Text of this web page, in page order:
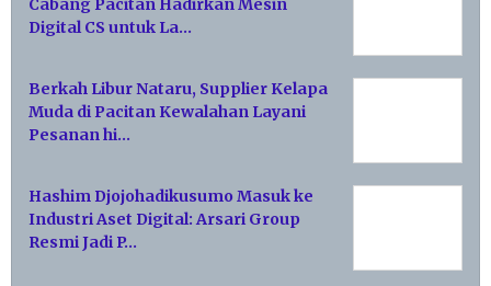
Cabang Pacitan Hadirkan Mesin
Digital CS untuk La…
Berkah Libur Nataru, Supplier Kelapa
Muda di Pacitan Kewalahan Layani
Pesanan hi…
Hashim Djojohadikusumo Masuk ke
Industri Aset Digital: Arsari Group
Resmi Jadi P…